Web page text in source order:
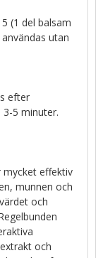
(1 del balsam
utan
efter
3-5 minuter.
mycket effektiv
munnen och
och
och